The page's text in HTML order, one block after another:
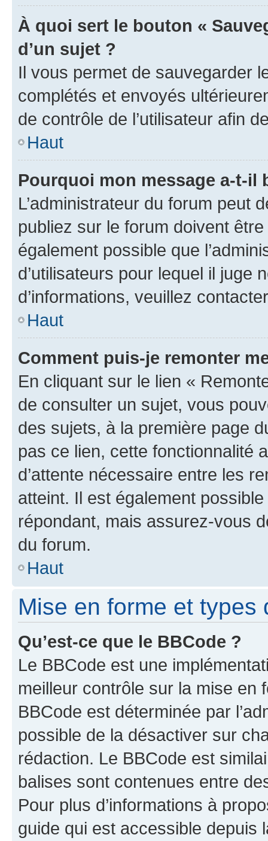
À quoi sert le bouton «
d’un sujet ?
Il vous permet de sauvegarder
complétés et envoyés
de contrôle de l’utilisateur afin
Haut
Pourquoi mon message a-t-il
L’administrateur du forum peut
publiez sur le forum doivent
également possible que
d’utilisateurs pour lequel il juge
d’informations, veuillez
Haut
Comment puis-je remonter
En cliquant sur le lien «
de consulter un sujet, vous
des sujets, à la première page
pas ce lien, cette fonctionnalité
d’attente nécessaire entre les
atteint. Il est également
répondant, mais assurez-vous
du forum.
Haut
Mise en forme et types
Qu’est-ce que le BBCode ?
Le BBCode est une
meilleur contrôle sur la mise en
BBCode est déterminée par
possible de la désactiver sur
rédaction. Le BBCode est
balises sont contenues entre
Pour plus d’informations à
guide qui est accessible depuis